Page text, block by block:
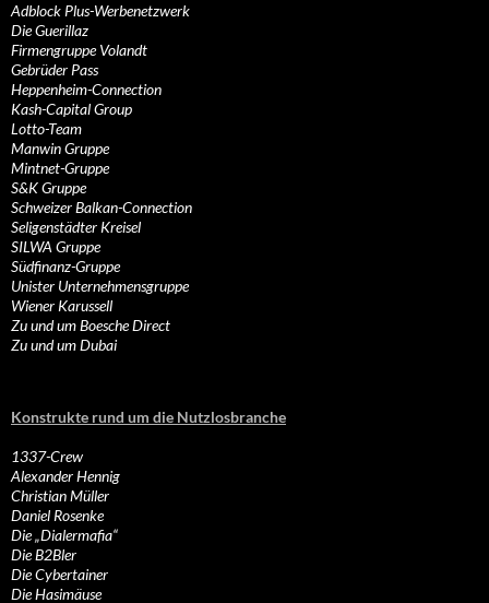
Adblock Plus-Werbenetzwerk
Die Guerillaz
Firmengruppe Volandt
Gebrüder Pass
Heppenheim-Connection
Kash-Capital Group
Lotto-Team
Manwin Gruppe
Mintnet-Gruppe
S&K Gruppe
Schweizer Balkan-Connection
Seligenstädter Kreisel
SILWA Gruppe
Südfinanz-Gruppe
Unister Unternehmensgruppe
Wiener Karussell
Zu und um Boesche Direct
Zu und um Dubai
Konstrukte rund um die Nutzlosbranche
1337-Crew
Alexander Hennig
Christian Müller
Daniel Rosenke
Die „Dialermafia“
Die B2Bler
Die Cybertainer
Die Hasimäuse